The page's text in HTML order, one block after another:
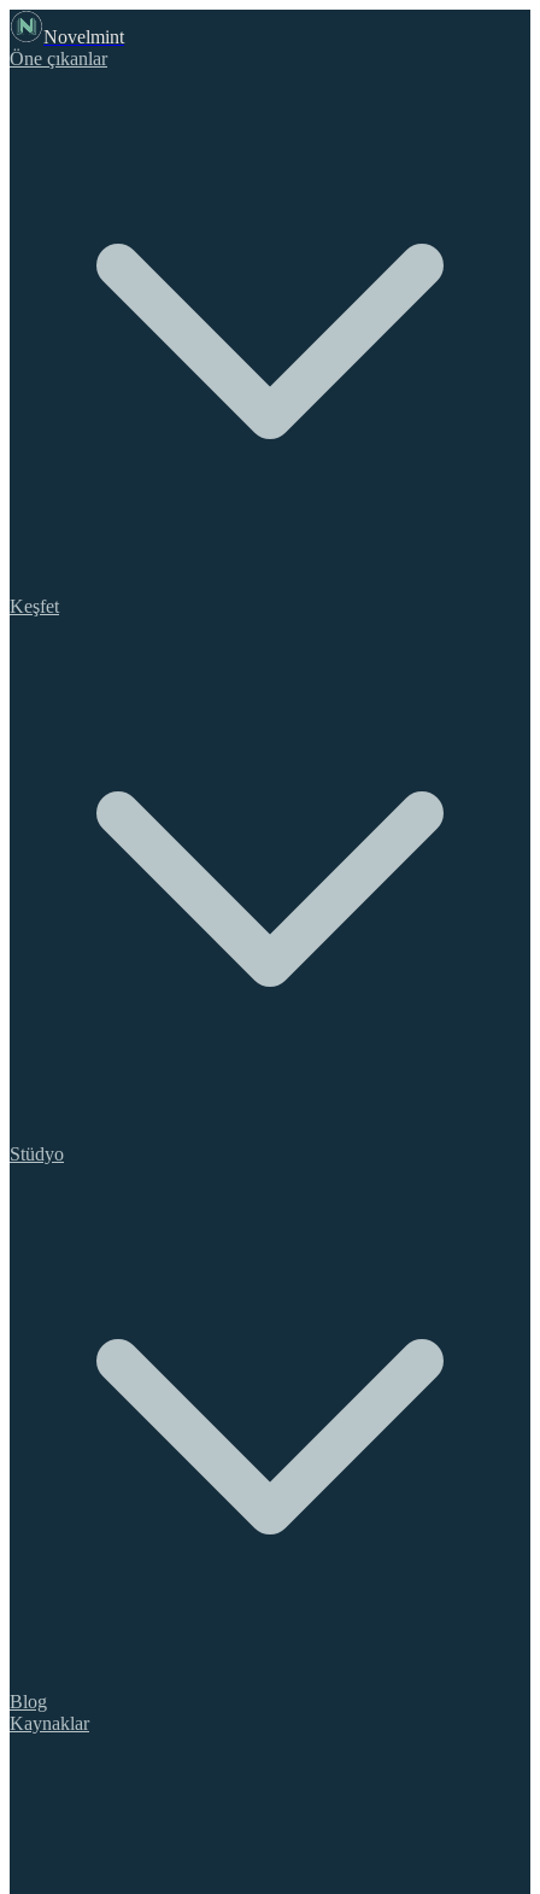
Novelmint
Öne çıkanlar
Keşfet
Stüdyo
Blog
Kaynaklar